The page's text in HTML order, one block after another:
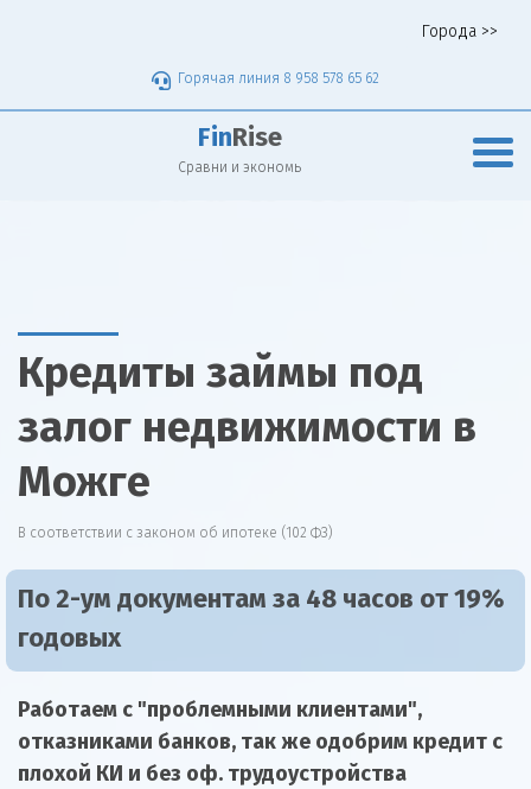
Города >>
Горячая линия 8 958 578 65 62
Fin Rise
Сравни и экономь
Кредиты займы под
залог недвижимости в
Можге
В соответствии с законом об ипотеке (102 ФЗ)
По 2-ум документам за 48 часов от 19%
годовых
Работаем с "проблемными клиентами",
отказниками банков, так же одобрим кредит с
плохой КИ и без оф. трудоустройства